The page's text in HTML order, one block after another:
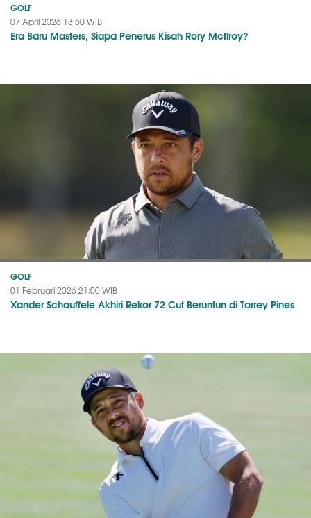
GOLF
07 April 2026 13:50 WIB
Era Baru Masters, Siapa Penerus Kisah Rory McIlroy?
GOLF
01 Februari 2026 21:00 WIB
Xander Schauffele Akhiri Rekor 72 Cut Beruntun di Torrey Pines